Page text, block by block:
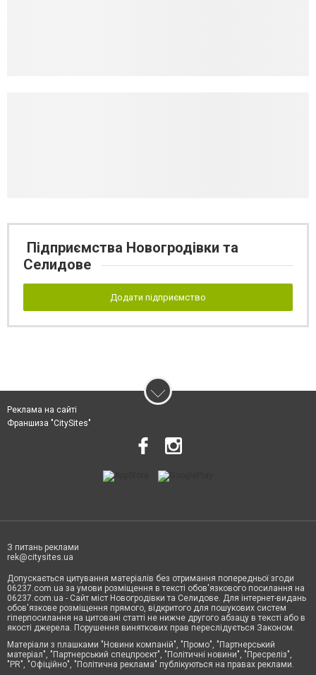
Підприємства Новогродівки та
Селидове
Додати підприємство
Реклама на сайті
Франшиза "CitySites"
З питань реклами
rek@citysites.ua
Допускається цитування матеріалів без отримання попередньої згоди
06237.com.ua за умови розміщення в тексті обов'язкового посилання на
06237.com.ua - Сайт міст Новогродівки та Селидове. Для інтернет-видань
обов'язкове розміщення прямого, відкритого для пошукових систем
гіперпосилання на цитовані статті не нижче другого абзацу в тексті або в
якості джерела. Порушення виняткових прав переслідується Законом.
Матеріали з плашками "Новини компаній", "Промо", "Партнерський
матеріал", "Партнерський спецпроєкт", "Політичні новини", "Пресреліз",
"PR", "Офіційно", "Політична реклама" публікуються на правах реклами.